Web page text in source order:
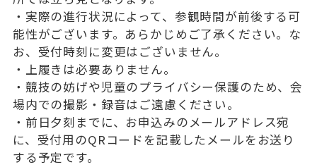
個人情報の取り扱いについて
サイトマップ
・実際の進行状況によって、参観時間が前後する可
能性がございま す。あらかじめご了承ください。な
お、受付時刻に変更はございま せん。
・上履きは必要ありません。
・競技の妨げや児童のプライバシー保護のため、会
場内での撮影・ 録音はご遠慮ください。
・前日夕刻までに、お申込みのメールアドレス宛
に、受付用のQR コードを記載したメールをお送り
する予定です。